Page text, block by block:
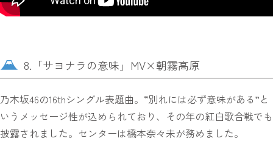
8.「サヨナラの意味」MV×朝霧高原
乃木坂46の16thシングル表題曲。“別れには必ず意味がある”と
いうメッセージ性が込められており、その年の紅白歌合戦でも
披露されました。センターは橋本奈々未が務めました。